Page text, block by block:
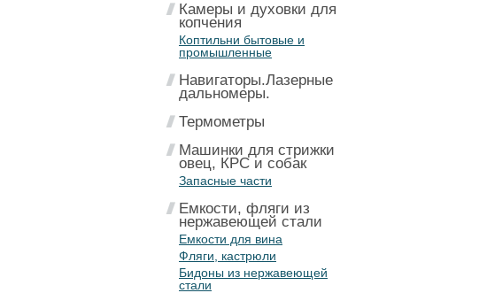
Камеры и духовки для
копчения
Коптильни бытовые и
промышленные
Навигаторы.Лазерные
дальномеры.
Термометры
Машинки для стрижки
овец, КРС и собак
Запасные части
Емкости, фляги из
нержавеющей стали
Емкости для вина
Фляги, кастрюли
Бидоны из нержавеющей
стали